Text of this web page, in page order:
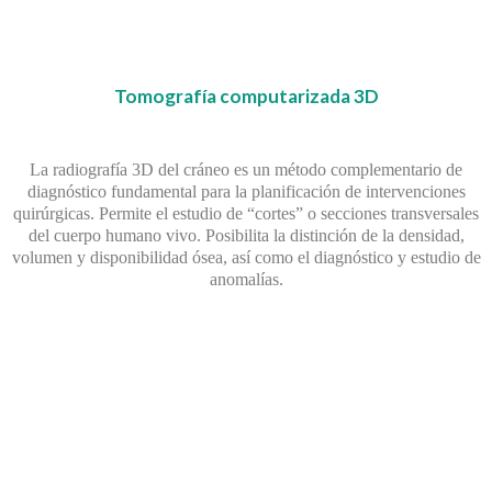
Tomografía computarizada 3D
La radiografía 3D del cráneo es un método complementario de
diagnóstico fundamental para la planificación de intervenciones
quirúrgicas. Permite el estudio de “cortes” o secciones transversales
del cuerpo humano vivo. Posibilita la distinción de la densidad,
volumen y disponibilidad ósea, así como el diagnóstico y estudio de
anomalías.